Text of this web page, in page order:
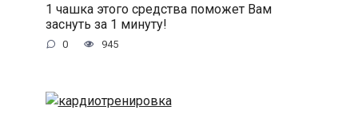
1 чашка этого средства поможет Вам
заснуть за 1 минуту!
0 945